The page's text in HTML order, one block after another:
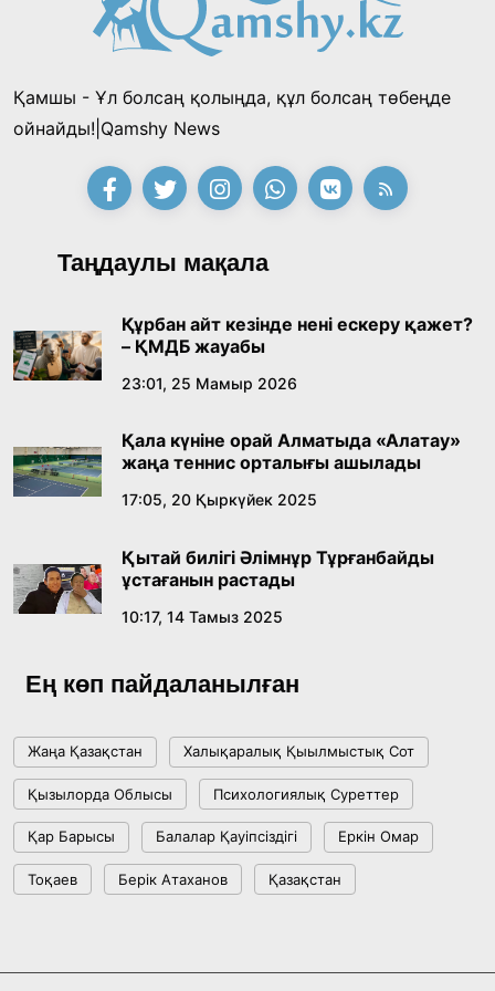
жеңімпаздарын анықтады
18:39, 23 Шілде 2026
Қонаев қаласының әкімі «Славян базары»
қабылдады
16:27, 23 Шілде 2026
Қазақ тіліндегі «құт» концептісінің
лингвомәдени сипаты
09:21, 21 Шілде 2026
Абайдың адам тәрбиесі туралы
18:59, 20 Шілде 2026
Жасанды интеллект: адамзаттың көмекшісі
18:16, 20 Шілде 2026
жетістіктері мен даму бағыты
Мемлекет басшысы Көбейтұз көлінің жай-
күйіне назар аударды
18:22, 17 Шілде 2026
10:28, 15 Шілде 2026
Қамшы - Ұл болсаң қолыңда, құл болсаң төбеңде
ойнайды!|Qamshy News
Таңдаулы мақала
Құрбан айт кезінде нені ескеру қажет?
– ҚМДБ жауабы
23:01, 25 Мамыр 2026
Қала күніне орай Алматыда «Алатау»
жаңа теннис орталығы ашылады
17:05, 20 Қыркүйек 2025
Қытай билігі Әлімнұр Тұрғанбайды
ұстағанын растады
10:17, 14 Тамыз 2025
Ең көп пайдаланылған
Жаңа Қазақстан Халықаралық Қыылмыстық Сот
Қызылорда Облысы Психологиялық Суреттер
Қар Барысы Балалар Қауіпсіздігі Еркін Омар
Тоқаев Берік Атаханов Қазақстан